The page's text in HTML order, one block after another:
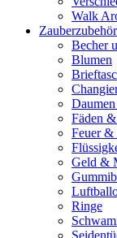
Walk
Zauberzubehör
Becher
Blumen
Fäden
Feuer &
Geld &
Ringe